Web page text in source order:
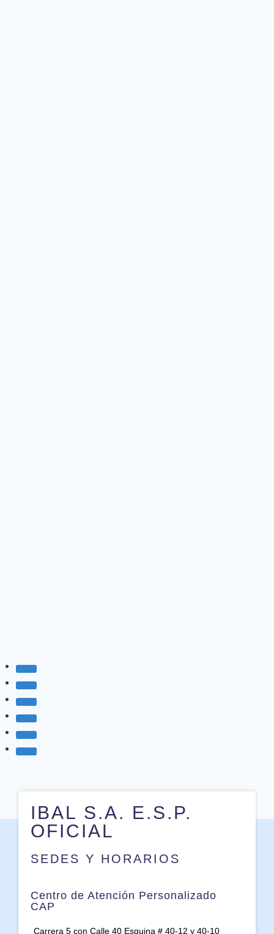
IBAL S.A. E.S.P.
OFICIAL
SEDES Y HORARIOS
Centro de Atención Personalizado
CAP
Carrera 5 con Calle 40 Esquina # 40-12 y 40-10